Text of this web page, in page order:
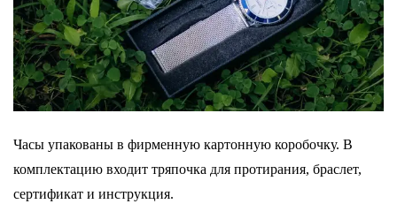
Часы упакованы в фирменную картонную коробочку. В
комплектацию входит тряпочка для протирания, браслет,
сертификат и инструкция.